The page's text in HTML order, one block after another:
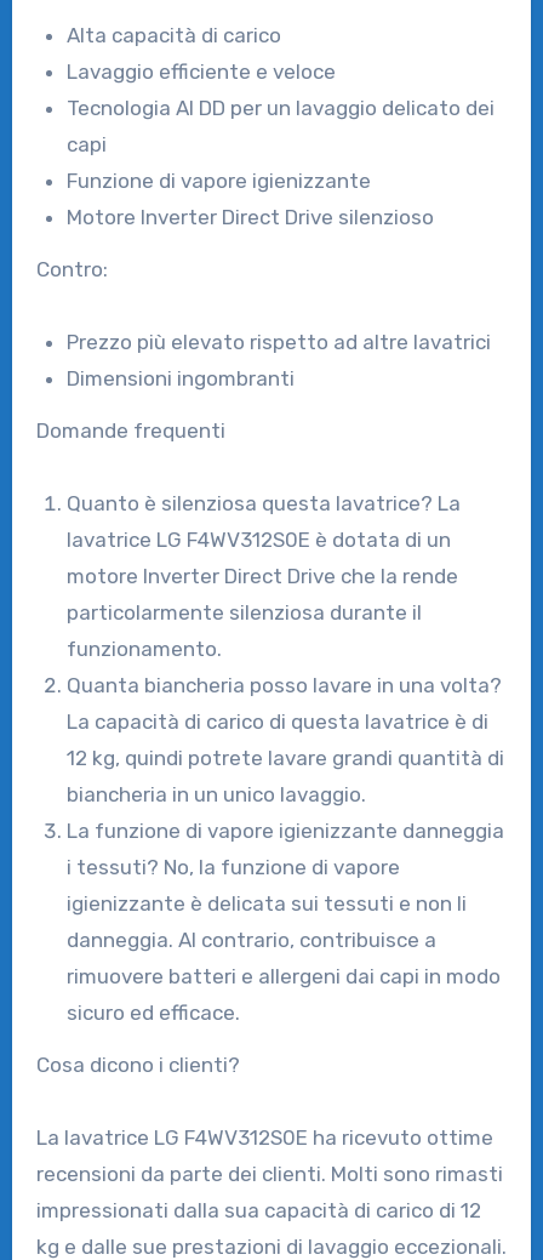
Alta capacità di carico
Lavaggio efficiente e veloce
Tecnologia AI DD per un lavaggio delicato dei
capi
Funzione di vapore igienizzante
Motore Inverter Direct Drive silenzioso
Contro:
Prezzo più elevato rispetto ad altre lavatrici
Dimensioni ingombranti
Domande frequenti
Quanto è silenziosa questa lavatrice? La
lavatrice LG F4WV312S0E è dotata di un
motore Inverter Direct Drive che la rende
particolarmente silenziosa durante il
funzionamento.
Quanta biancheria posso lavare in una volta?
La capacità di carico di questa lavatrice è di
12 kg, quindi potrete lavare grandi quantità di
biancheria in un unico lavaggio.
La funzione di vapore igienizzante danneggia
i tessuti? No, la funzione di vapore
igienizzante è delicata sui tessuti e non li
danneggia. Al contrario, contribuisce a
rimuovere batteri e allergeni dai capi in modo
sicuro ed efficace.
Cosa dicono i clienti?
La lavatrice LG F4WV312S0E ha ricevuto ottime
recensioni da parte dei clienti. Molti sono rimasti
impressionati dalla sua capacità di carico di 12
kg e dalle sue prestazioni di lavaggio eccezionali.